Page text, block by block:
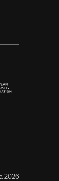
2026